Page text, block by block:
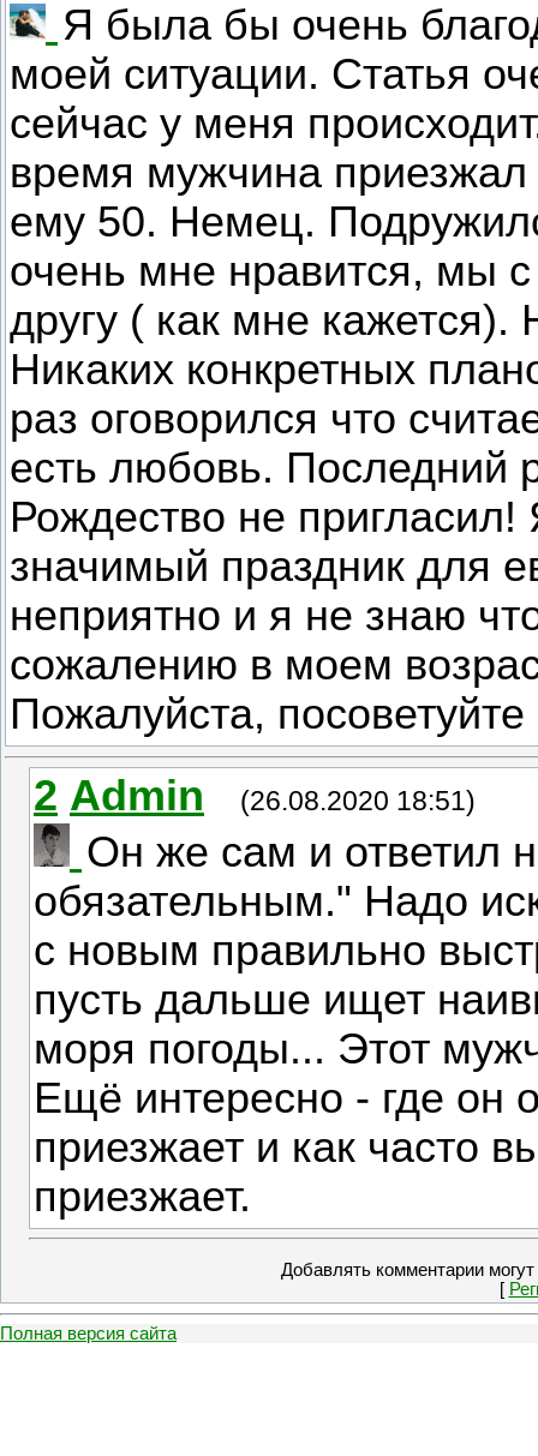
Я была бы очень
моей ситуации. Статья
сейчас у меня
время мужчина
ему 50. Немец.
очень мне нравится, мы
другу ( как мне
Никаких конкретных
раз оговорился что
есть любовь. Последний
Рождество не
значимый праздник для
неприятно и я не знаю
сожалению в моем
Пожалуйста, посоветуйте
2 Admin (26.08.2020 18:51)
Он же сам и ответил
обязательным." Надо
с новым правильно
пусть дальше ищет
моря погоды... Этот
Ещё интересно - где он
приезжает и как часто
приезжает.
Добавлять комментарии
[
Полная версия сайта